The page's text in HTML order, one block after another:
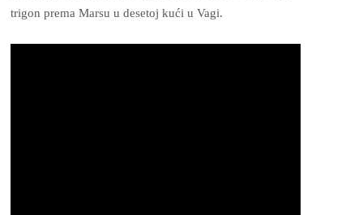
trigon prema Marsu u desetoj kući u Vagi.